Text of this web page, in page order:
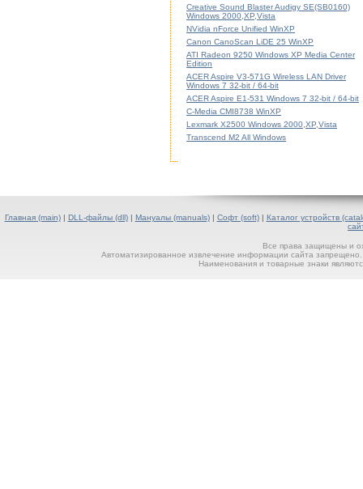
Creative Sound Blaster Audigy SE(SB0160)
Windows 2000,XP,Vista
NVidia nForce Unified WinXP
Canon CanoScan LiDE 25 WinXP
ATI Radeon 9250 Windows XP Media Center
Edition
ACER Aspire V3-571G Wireless LAN Driver
Windows 7 32-bit / 64-bit
ACER Aspire E1-531 Windows 7 32-bit / 64-bit
C-Media CMI8738 WinXP
Lexmark X2500 Windows 2000,XP,Vista
Transcend M2 All Windows
Главная (main)| DLL-файлы (dll)| Мануалы (manuals)| Софт (soft)|
Каталог устройств
Все права защищены и
Автоматизированное извлечение информации сайта
Наименования и товарные знаки